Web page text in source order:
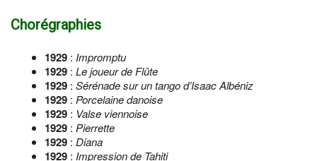
Chorégraphies
1929 : Impromptu
1929 : Le joueur de Flûte
1929 : Sérénade sur un tango d’Isaac Albéniz
1929 : Porcelaine danoise
1929 : Valse viennoise
1929 : Pierrette
1929 : Diana
1929 : Impression de Tahiti